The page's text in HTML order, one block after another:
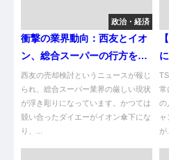
政治・経済
衝撃の業界動向：西友とイオ
ン、総合スーパーの行方を探
る
西友の売却検討というニュースが報じ
られ、総合スーパー業界の厳しい現状
が浮き彫りになっています。かつては
競い合ったダイエーがイオン傘下にな
り、...
常
の
が...